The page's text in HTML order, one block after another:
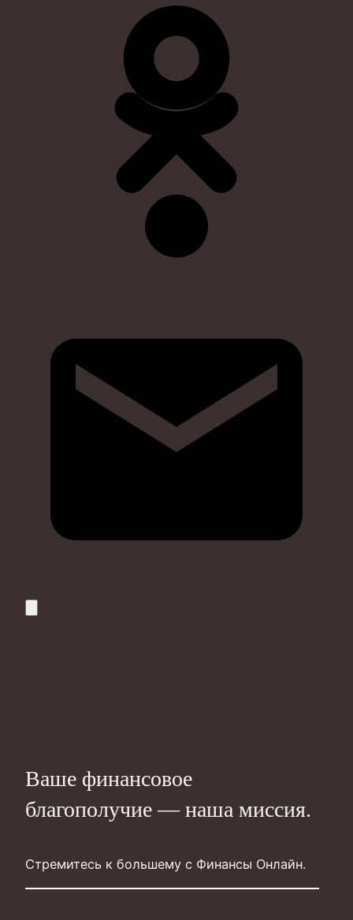
Ваше финансовое
благополучие — наша миссия.
Стремитесь к большему с Финансы Онлайн.